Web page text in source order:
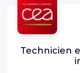
Technicien